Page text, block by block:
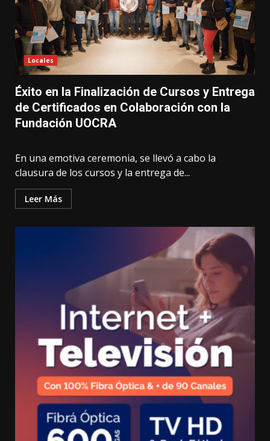
Locales
Éxito en la Finalización de Cursos y Entrega
de Certificados en Colaboración con la
Fundación UOCRA
En una emotiva ceremonia, se llevó a cabo la
clausura de los cursos y la entrega de...
Leer Más